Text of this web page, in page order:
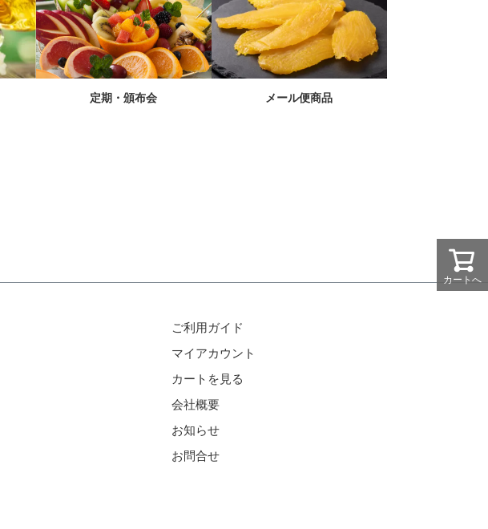
カートへ
定期・頒布会 メール便商品
ご利用ガイド
マイアカウント
カートを見る
会社概要
お知らせ
お問合せ